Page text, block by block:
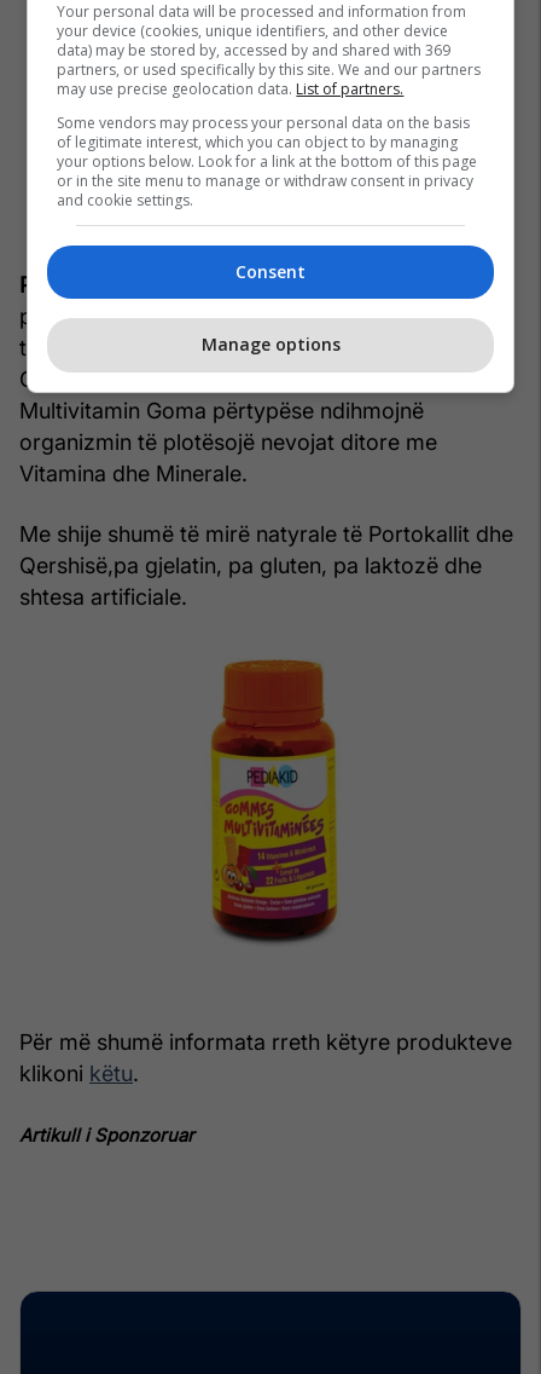
PEDIAKID® Multivitamin Goma Përtypëse
përmban 14 Vitamina and Minerale me ekstrakte
të Frutave dhe Perimeve. E pasur me Vitamina A,
C, E, K, B1, B6, B8, B9, B12, Selenium dhe Zink,
Multivitamin Goma përtypëse ndihmojnë
organizmin të plotësojë nevojat ditore me
Vitamina dhe Minerale.
Me shije shumë të mirë natyrale të Portokallit dhe
Qershisë,pa gjelatin, pa gluten, pa laktozë dhe
shtesa artificiale.
Për më shumë informata rreth këtyre produkteve
klikoni këtu.
Artikull i Sponzoruar
Your personal data will be processed and information from
your device (cookies, unique identifiers, and other device
data) may be stored by, accessed by and shared with 369
partners, or used specifically by this site. We and our partners
may use precise geolocation data. List of partners.
Some vendors may process your personal data on the basis
of legitimate interest, which you can object to by managing
your options below. Look for a link at the bottom of this page
or in the site menu to manage or withdraw consent in privacy
and cookie settings.
Consent
Manage options